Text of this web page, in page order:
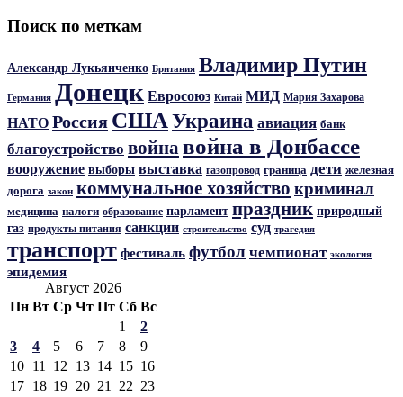
Поиск по меткам
Александр Лукьянченко Британия Владимир Путин
Германия Донецк Евросоюз Китай МИД Мария Захарова
НАТО Россия СШАУкраина авиация банк
благоустройство войнавойна в Донбассе
вооружение выборы выставка газопровод граница дети железная
дорога закон коммунальное хозяйство криминал
медицина налоги образование парламент праздник природный
газ продукты питания санкции строительство суд трагедия
транспорт фестиваль футбол чемпионат экология
эпидемия
Август 2026
Пн Вт Ср Чт Пт Сб Вс
1
2
3
4 5 6 7 8
9
10 11 12 13 14 15 16
17 18 19 20 21 22 23